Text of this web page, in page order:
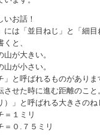
いお話！
には「並目ねじ」と「細目
と、
が大きい。
が小さい。
と呼ばれるものがありま
せた時に進む距離のこと
」と呼ばれる大きさのね
１ミリ
０.７５ミリ